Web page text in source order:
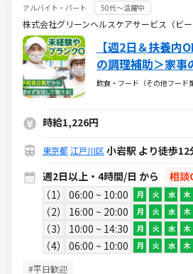
アルバイト・パート 50代～活躍中
株式会社グリーンヘルスケアサービス（ビー
【週2日＆扶養内
の調理補助＞家事
事に★ブランクOK
企業グリーンハウ
飲食・フード（その他フード
時給1,226円
東京都 江戸川区 小岩駅 より徒歩12
週2日以上・4時間/日 から
相談
1
06:00 ~ 10:00 月 火 水 木
2 16:00 ~ 20:00 月 火 水 木
3 10:00 ~ 14:30 月 火 水 木
4 06:00 ~ 10:00 月 火 水 木
#平日歓迎